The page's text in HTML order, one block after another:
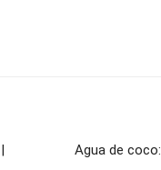
Agua de